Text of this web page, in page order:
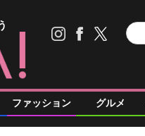
ファッション グルメ